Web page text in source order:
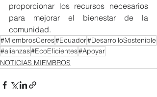
proporcionar los recursos necesarios
para mejorar el bienestar de la
comunidad.
#MiembrosCeres#Ecuador#DesarrolloSostenible
#alianzas#EcoEficientes#Apoyar
NOTICIAS MIEMBROS